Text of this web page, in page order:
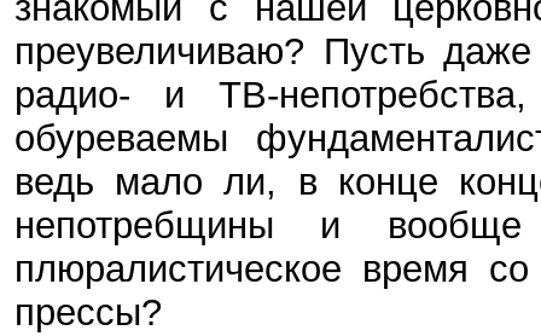
преувеличиваю? Пусть даже
радио- и ТВ-
обуреваемы
ведь мало ли, в конце
непотребщины и
плюралистическое время
прессы?